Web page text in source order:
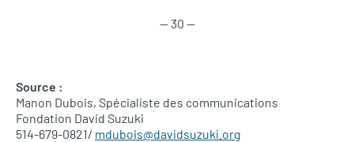
— 30 —
Source :
Manon Dubois, Spécialiste des communications
Fondation David Suzuki
514-679-0821/ mdubois@davidsuzuki.org